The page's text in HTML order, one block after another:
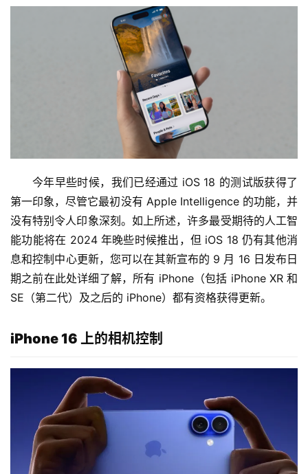
今年早些时候，我们已经通过 iOS 18 的测试版获得了
第一印象，尽管它最初没有 Apple Intelligence 的功能，并
没有特别令人印象深刻。如上所述，许多最受期待的人工智
能功能将在 2024 年晚些时候推出，但 iOS 18 仍有其他消
息和控制中心更新，您可以在其新宣布的 9 月 16 日发布日
期之前在此处详细了解，所有 iPhone（包括 iPhone XR 和
SE（第二代）及之后的 iPhone）都有资格获得更新。
iPhone 16 上的相机控制